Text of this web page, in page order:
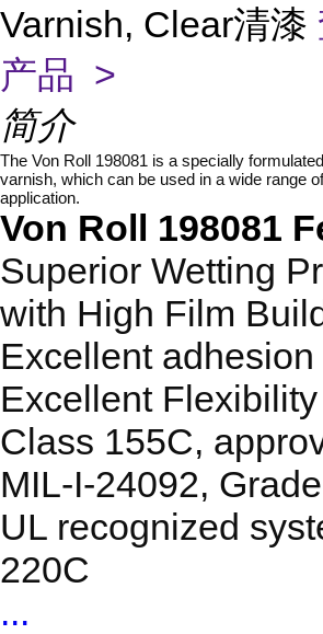
Varnish, Clear清漆
产品 >
简介
The Von Roll 198081 is a specially
varnish, which can be used in a wide range
application.
Von Roll 198081
Superior Wetting
with High Film
Excellent adhesion
Excellent Flexibility
Class 155C,
MIL-I-24092,
UL recognized
220C
...